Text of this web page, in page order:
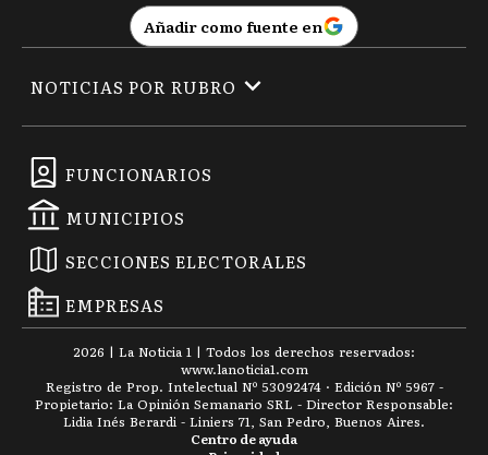
Añadir como fuente en
FUNCIONARIOS
MUNICIPIOS
SECCIONES ELECTORALES
EMPRESAS
NOTICIAS POR RUBRO
2026 | La Noticia 1 | Todos los derechos reservados:
www.lanoticia1.com
Registro de Prop. Intelectual Nº 53092474 · Edición Nº 5967 -
Propietario: La Opinión Semanario SRL - Director Responsable:
Lidia Inés Berardi - Liniers 71, San Pedro, Buenos Aires.
Centro de ayuda